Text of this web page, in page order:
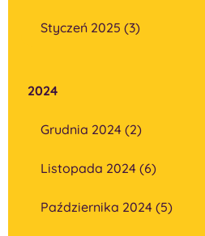
Styczeń 2025 (3)
2024
Grudnia 2024 (2)
Listopada 2024 (6)
Października 2024 (5)